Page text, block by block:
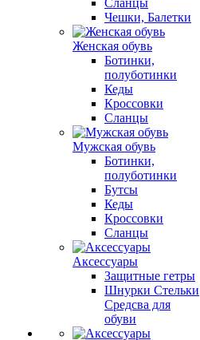
Сланцы
Чешки, Балетки
Женская обувь
Ботинки,
полуботинки
Кеды
Кроссовки
Сланцы
Мужская обувь
Ботинки,
полуботинки
Бутсы
Кеды
Кроссовки
Сланцы
Аксессуары
Защитные гетры
Шнурки Стельки
Средсва для
обуви